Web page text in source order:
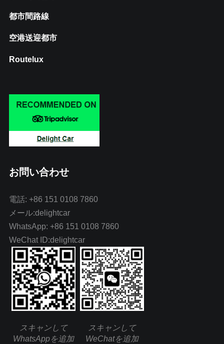
都市間路線
空港送迎都市
Routelux
お問い合わせ
電話: +86 151 0108 7860
メール:delightcar
WhatsApp: +86 151 0108 7860
WeChat ID:delightcar
スキャンして
WhatsAppを追加
スキャンして
WeChatを追加